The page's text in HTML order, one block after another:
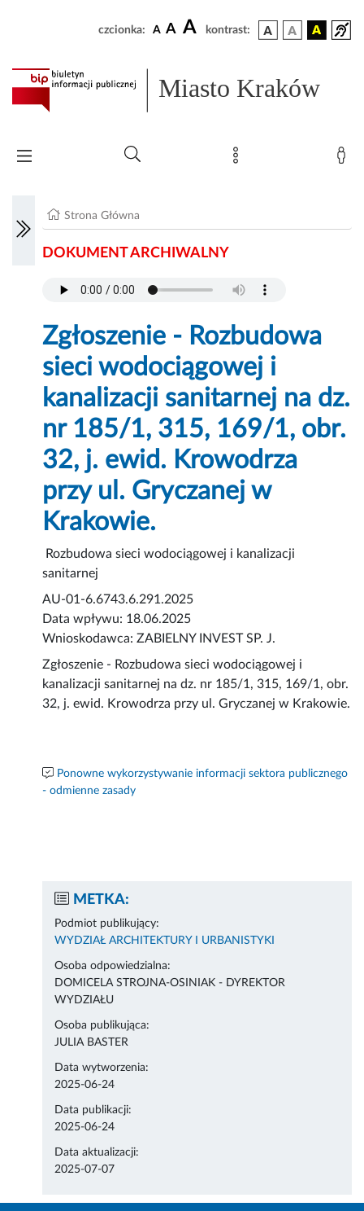
czcionka: A A A kontrast:
Miasto Kraków
Strona Główna
DOKUMENT ARCHIWALNY
Zgłoszenie - Rozbudowa
sieci wodociągowej i
kanalizacji sanitarnej na dz.
nr 185/1, 315, 169/1, obr.
32, j. ewid. Krowodrza
przy ul. Gryczanej w
Krakowie.
Rozbudowa sieci wodociągowej i kanalizacji
sanitarnej
AU-01-6.6743.6.291.2025
Data wpływu: 18.06.2025
Wnioskodawca: ZABIELNY INVEST SP. J.
Zgłoszenie - Rozbudowa sieci wodociągowej i
kanalizacji sanitarnej na dz. nr 185/1, 315, 169/1, obr.
32, j. ewid. Krowodrza przy ul. Gryczanej w Krakowie.
Ponowne wykorzystywanie informacji sektora publicznego
- odmienne zasady
METKA:
Podmiot publikujący:
WYDZIAŁ ARCHITEKTURY I URBANISTYKI
Osoba odpowiedzialna:
DOMICELA STROJNA-OSINIAK - DYREKTOR
WYDZIAŁU
Osoba publikująca:
JULIA BASTER
Data wytworzenia:
2025-06-24
Data publikacji:
2025-06-24
Data aktualizacji:
2025-07-07